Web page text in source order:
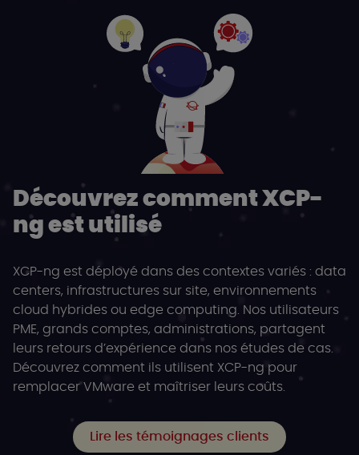
Découvrez comment XCP-
ng est utilisé
XCP-ng est déployé dans des contextes variés : data
centers, infrastructures sur site, environnements
cloud hybrides ou edge computing. Nos utilisateurs
PME, grands comptes, administrations, partagent
leurs retours d’expérience dans nos études de cas.
Découvrez comment ils utilisent XCP-ng pour
remplacer VMware et maîtriser leurs coûts.
Lire les témoignages clients